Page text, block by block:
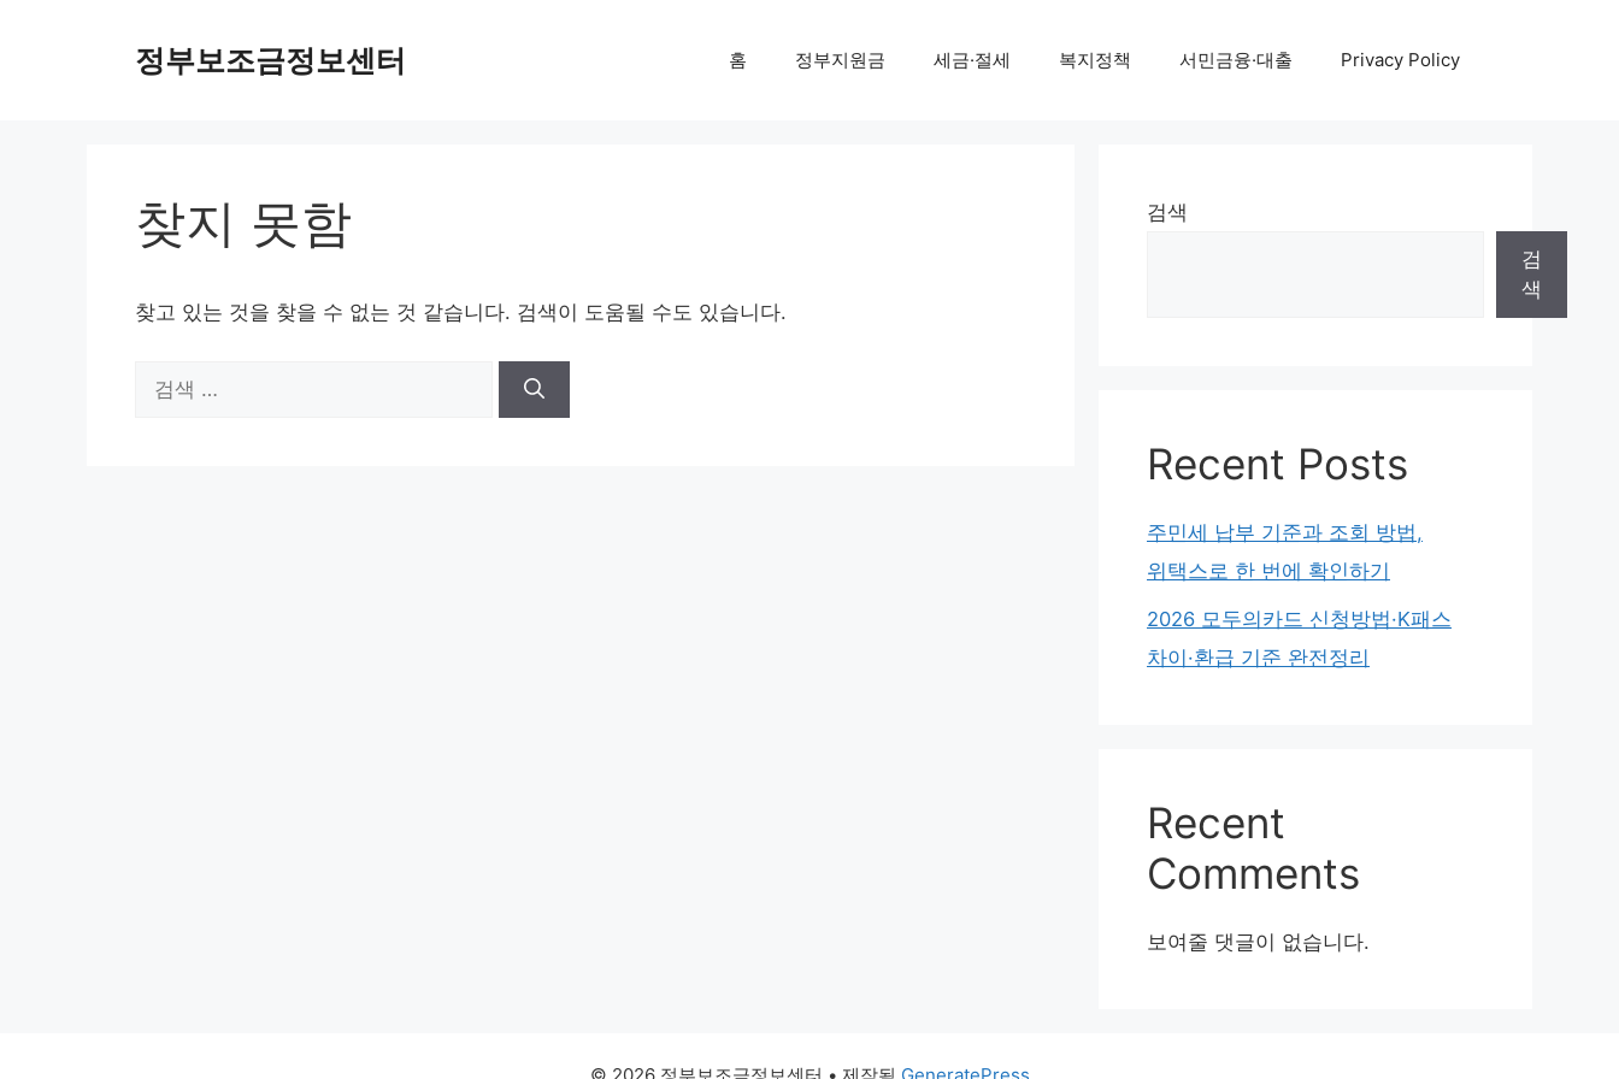
정부보조금정보센터 홈 정부지원금 세금·절세 복지정책 서민금융·대출 Privacy Policy
찾지 못함
찾고 있는 것을 찾을 수 없는 것 같습니다. 검색이 도움될 수도 있습니다.
검색:
검색
검
색
Recent Posts
주민세 납부 기준과 조회 방법,
위택스로 한 번에 확인하기
2026 모두의카드 신청방법·K패스
차이·환급 기준 완전정리
Recent
Comments
보여줄 댓글이 없습니다.